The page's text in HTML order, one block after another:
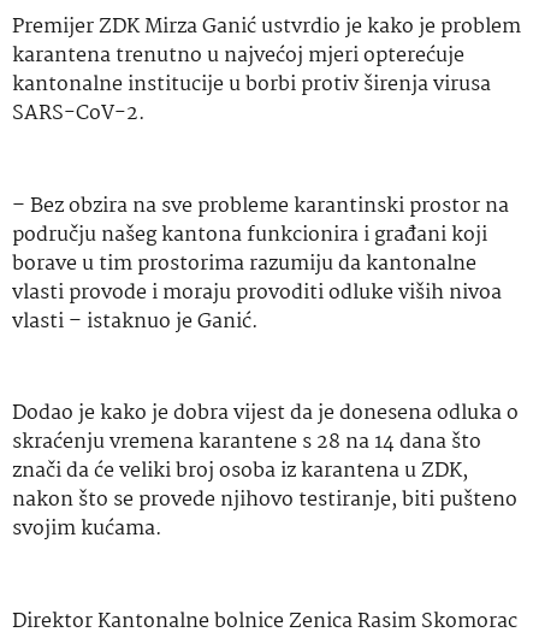
Premijer ZDK Mirza Ganić ustvrdio je kako je problem
karantena trenutno u najvećoj mjeri opterećuje
kantonalne institucije u borbi protiv širenja virusa
SARS-CoV-2.
– Bez obzira na sve probleme karantinski prostor na
području našeg kantona funkcionira i građani koji
borave u tim prostorima razumiju da kantonalne
vlasti provode i moraju provoditi odluke viših nivoa
vlasti – istaknuo je Ganić.
Dodao je kako je dobra vijest da je donesena odluka o
skraćenju vremena karantene s 28 na 14 dana što
znači da će veliki broj osoba iz karantena u ZDK,
nakon što se provede njihovo testiranje, biti pušteno
svojim kućama.
Direktor Kantonalne bolnice Zenica Rasim Skomorac